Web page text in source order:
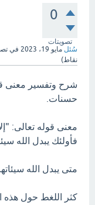
0
تصويتات
سُئل مايو 19، 2023 في
نقاط)
شرح وتفسير معنى
حسنات.
معنى قوله تعالى:
فأولئك يبدل الله
متى يبدل الله
كثر اللغط حول هذه